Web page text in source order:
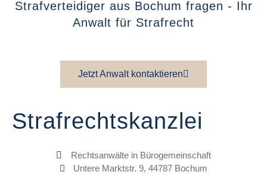
Strafverteidiger aus Bochum fragen - Ihr
Anwalt für Strafrecht
Jetzt Anwalt kontaktieren
Strafrechtskanzlei
Rechtsanwälte in Bürogemeinschaft
Untere Marktstr. 9, 44787 Bochum